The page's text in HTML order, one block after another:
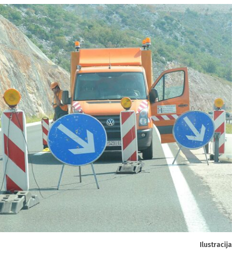
Ilustracija